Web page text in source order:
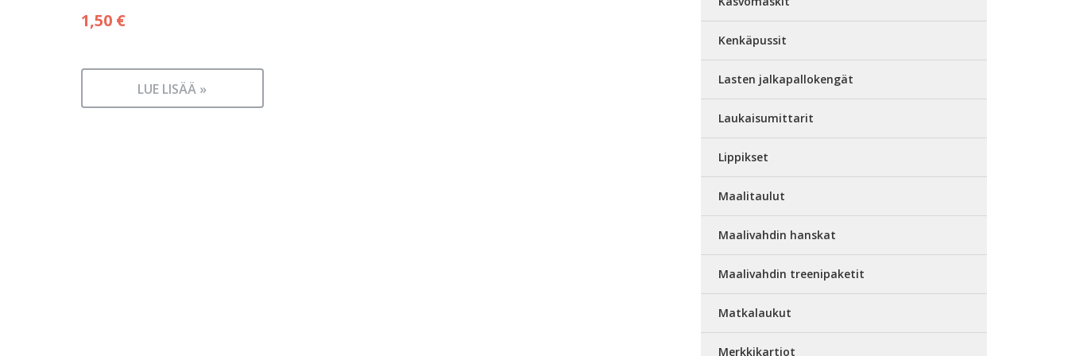
1,50 €
LUE LISÄÄ »
Kenkäpussit
Lasten jalkapallokengät
Laukaisumittarit
Lippikset
Maalitaulut
Maalivahdin hanskat
Maalivahdin treenipaketit
Matkalaukut
Merkkikartiot